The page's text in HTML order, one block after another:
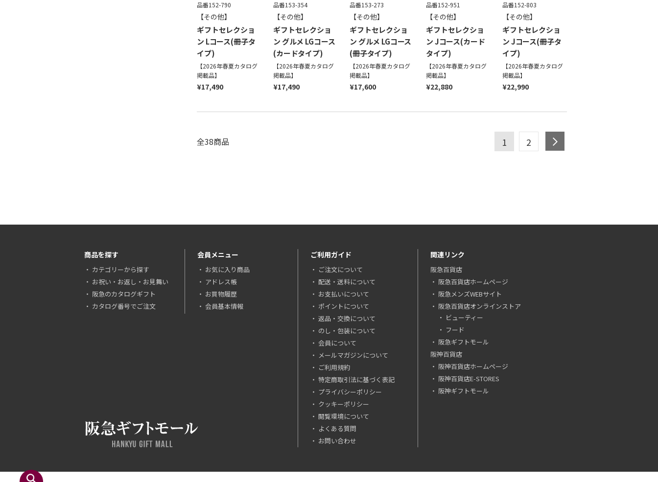
品番152-790
【その他】
ギフトセレクショ
ン Lコース(冊子タ
イプ)
【2026年春夏カタログ
掲載品】
¥17,490
品番153-354
【その他】
ギフトセレクショ
ン グルメ LGコース
(カードタイプ)
【2026年春夏カタログ
掲載品】
¥17,490
品番153-273
【その他】
ギフトセレクショ
ン グルメ LGコース
(冊子タイプ)
【2026年春夏カタログ
掲載品】
¥17,600
品番152-951
【その他】
ギフトセレクショ
ン Jコース(カード
タイプ)
【2026年春夏カタログ
掲載品】
¥22,880
品番152-803
【その他】
ギフトセレクショ
ン Jコース(冊子タ
イプ)
【2026年春夏カタログ
掲載品】
¥22,990
全38商品 1 2
商品を探す
カテゴリーから探す
お祝い・お返し・お見舞い
阪急のカタログギフト
カタログ番号でご注文
会員メニュー
お気に入り商品
アドレス帳
お買物履歴
会員基本情報
ご利用ガイド
ご注文について
配送・送料について
お支払いについて
ポイントについて
返品・交換について
のし・包装について
会員について
メールマガジンについて
ご利用規約
特定商取引法に基づく表記
プライバシーポリシー
クッキーポリシー
閲覧環境について
よくある質問
お問い合わせ
関連リンク
阪急百貨店
阪急百貨店ホームページ
阪急メンズWEBサイト
阪急百貨店オンラインストア
ビューティー
フード
阪急ギフトモール
阪神百貨店
阪神百貨店ホームページ
阪神百貨店E-STORES
阪神ギフトモール